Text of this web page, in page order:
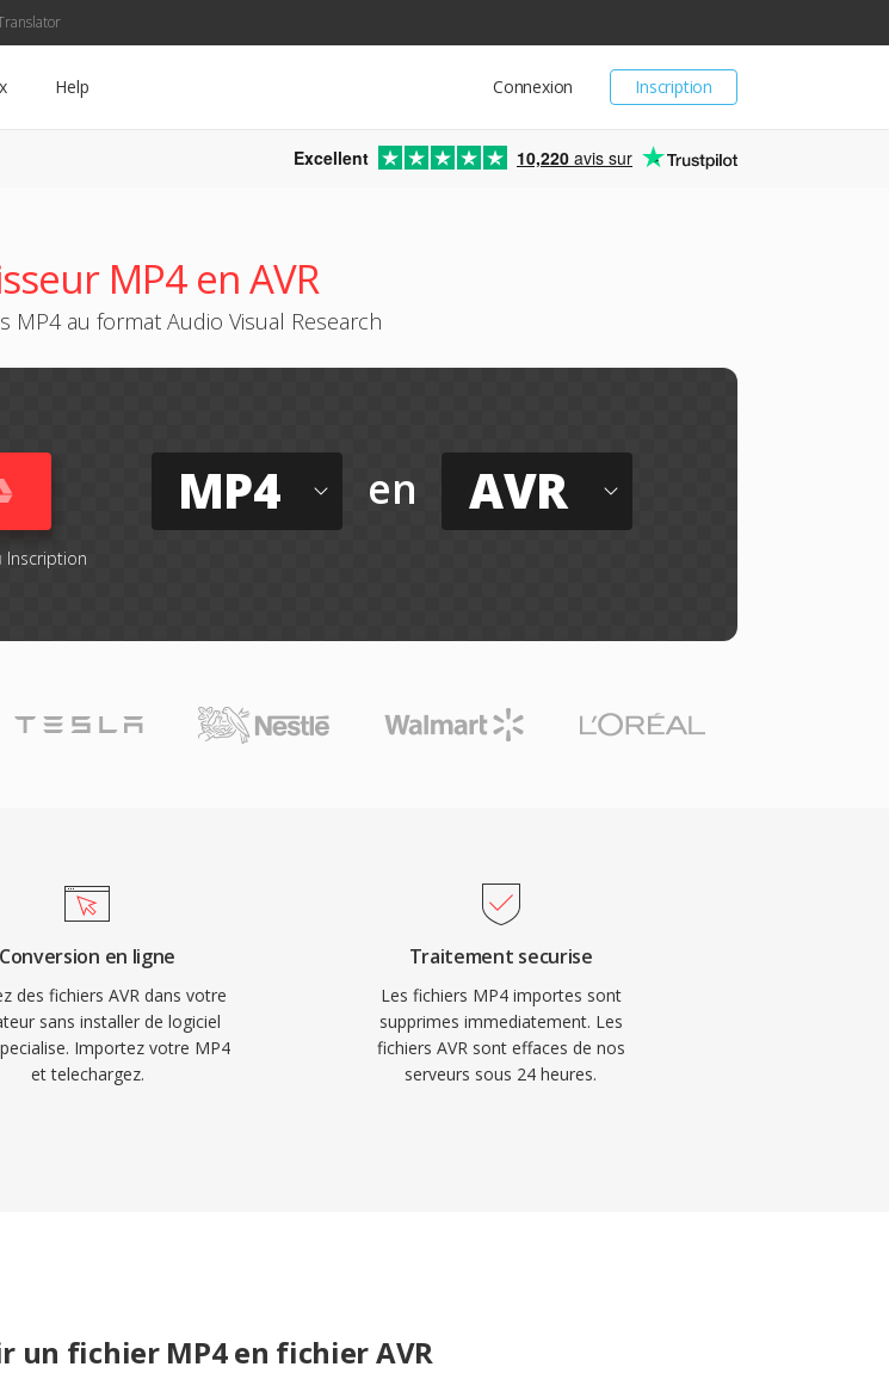
Inscription
Connexion
Help
Excellent 10,220 avis sur
MP4 en AVR
MP4 au format Audio Visual Research
Inscription
MP4 en AVR
Conversion en ligne
des fichiers AVR dans votre
sans installer de logiciel
Importez votre MP4
et telechargez.
Traitement securise
Les fichiers MP4 importes sont
supprimes immediatement. Les
fichiers AVR sont effaces de nos
serveurs sous 24 heures.
un fichier MP4 en fichier AVR